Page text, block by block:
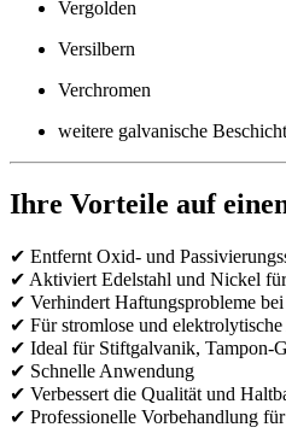
Vergolden
Versilbern
Verchromen
weitere galvanische
Ihre Vorteile auf
✔ Entfernt Oxid- und
✔ Aktiviert Edelstahl und Nickel
✔ Verhindert Haftungsprobleme
✔ Für stromlose und
✔ Ideal für Stiftgalvanik, Tampon-
✔ Schnelle Anwendung
✔ Verbessert die Qualität und
✔ Professionelle Vorbehandlung